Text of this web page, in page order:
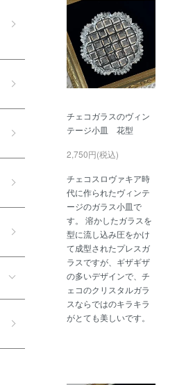
チェコガラスのヴィン
テージ小皿 花型
2,750円(税込)
チェコスロヴァキア時
代に作られたヴィンテ
ージのガラス小皿で
す。 溶かしたガラスを
型に流し込み圧をかけ
て成型されたプレスガ
ラスですが、ギザギザ
の多いデザインで、チ
ェコのクリスタルガラ
スならではのキラキラ
がとても美しいです。